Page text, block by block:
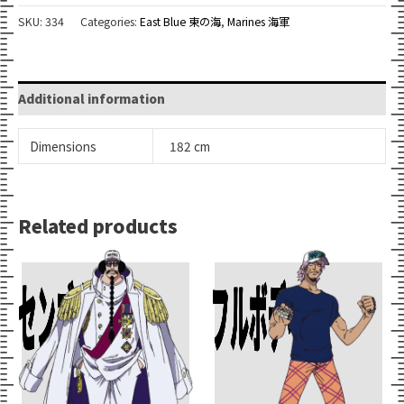
SKU: 334 Categories: East Blue 東の海, Marines 海軍
Additional information
Dimensions 182 cm
Related products
センゴク
Add To Cart フルボディ
Add To Cart